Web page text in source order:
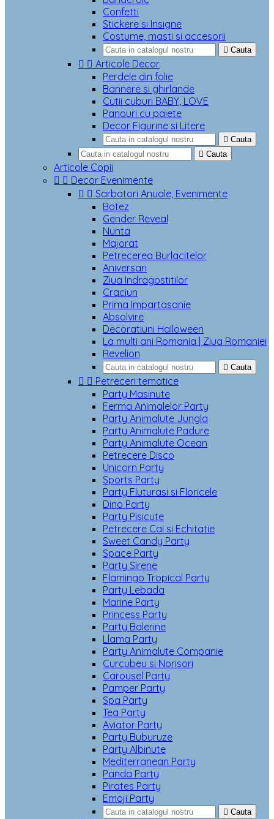
Confetti
Stickere si Insigne
Costume, masti si accesorii
 Cauta
  Articole Decor
Perdele din folie
Bannere si ghirlande
Cutii cuburi BABY, LOVE
Panouri cu paiete
Decor Figurine si Litere
 Cauta
 Cauta
Articole Copii
  Decor Evenimente
  Sarbatori Anuale, Evenimente
Botez
Gender Reveal
Nunta
Majorat
Petrecerea Burlacitelor
Aniversari
Ziua Indragostitilor
Craciun
Prima Impartasanie
Absolvire
Decoratiuni Halloween
La multi ani Romania | Ziua Romaniei
Revelion
 Cauta
  Petreceri tematice
Party Masinute
Ferma Animalelor Party
Party Animalute Jungla
Party Animalute Padure
Party Animalute Ocean
Petrecere Disco
Unicorn Party
Sports Party
Party Fluturasi si Floricele
Dino Party
Party Pisicute
Petrecere Cai si Echitatie
Sweet Candy Party
Space Party
Party Sirene
Flamingo Tropical Party
Party Lebada
Marine Party
Princess Party
Party Balerine
Llama Party
Party Animalute Companie
Curcubeu si Norisori
Carousel Party
Pamper Party
Spa Party
Tea Party
Aviator Party
Party Buburuze
Party Albinute
Mediterranean Party
Panda Party
Pirates Party
Emoji Party
 Cauta